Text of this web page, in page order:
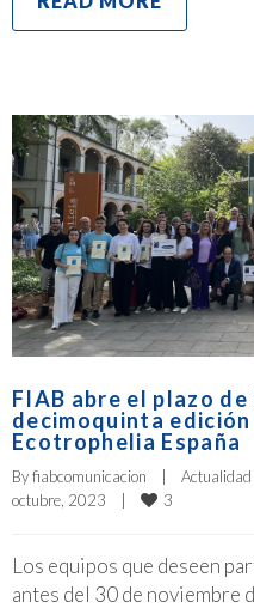
FIAB abre el plazo
decimoquinta edición
Ecotrophelia España
By fiabcomunicacion | Actualidad
octubre, 2023
| 3
Los equipos que deseen
antes del 30 de noviembre